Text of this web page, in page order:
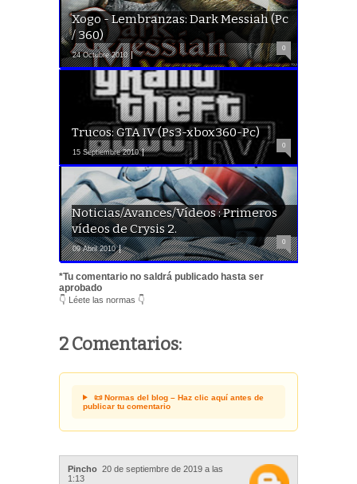
Xogo - Lembranzas: Dark Messiah (Pc
/ 360)
24 Octubre 2010
0
Trucos: GTA IV (Ps3-xbox360-Pc)
15 Septiembre 2010
0
Noticias/Avances/Vídeos : Primeros
vídeos de Crysis 2.
09 Abril 2010
0
*Tu comentario no saldrá publicado hasta ser
aprobado
👇 Léete las normas 👇
2 Comentarios:
📜 Normas del blog – Haz clic aquí antes de
publicar tu comentario
Pincho 20 de septiembre de 2019 a las
1:13